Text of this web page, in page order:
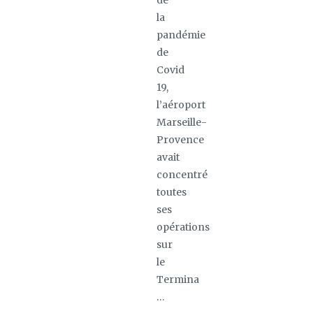
la
pandémie
de
Covid
19,
l’aéroport
Marseille-
Provence
avait
concentré
toutes
ses
opérations
sur
le
Termina
…